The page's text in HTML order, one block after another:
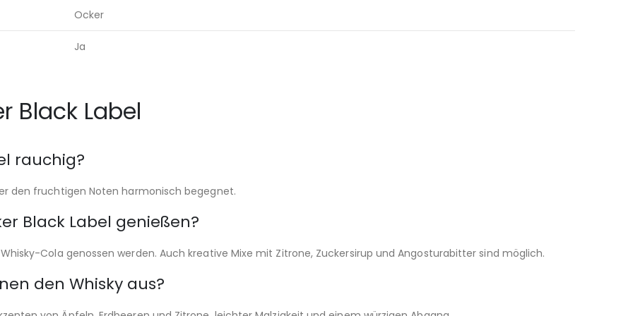
Ocker
Ja
Black Label
rauchig?
den fruchtigen Noten harmonisch begegnet.
Black Label genießen?
Cola genossen werden. Auch kreative Mixe mit Zitrone, Zuckersirup und Angosturabitter sind möglich.
den Whisky aus?